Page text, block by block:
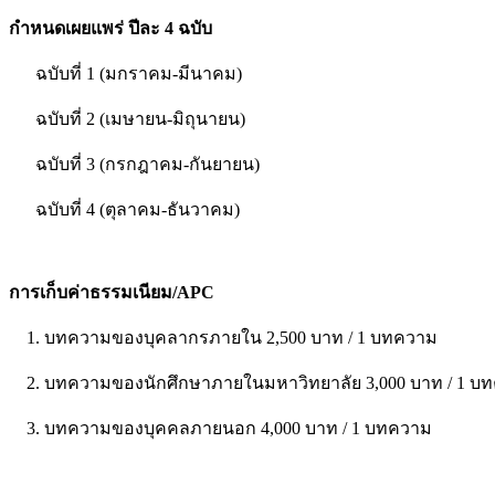
กำหนดเผยแพร่ ปีละ 4 ฉบับ
ฉบับที่ 1 (มกราคม-มีนาคม)
ฉบับที่ 2 (เมษายน-มิถุนายน)
ฉบับที่ 3 (กรกฎาคม-กันยายน)
ฉบับที่ 4 (ตุลาคม-ธันวาคม)
การเก็บค่าธรรมเนียม/APC
1. บทความของบุคลากรภายใน 2,500 บาท / 1 บทความ
2. บทความของนักศึกษาภายในมหาวิทยาลัย 3,000 บาท / 1 บ
3. บทความของบุคคลภายนอก 4,000 บาท / 1 บทความ